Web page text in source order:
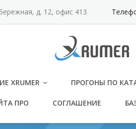
д. 12, офис 413
XRUMER ПРОГОНЫ ПО
ПРО СОГЛАШЕНИЕ